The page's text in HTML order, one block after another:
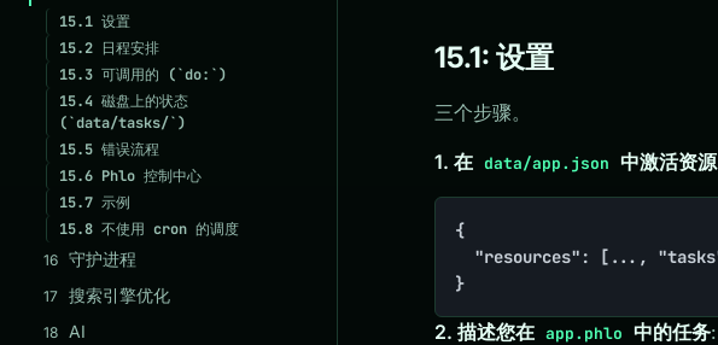
15.1 设置
15.2 日程安排
15.3 可调用的 (`do:`)
15.4 磁盘上的状态
(`data/tasks/`)
15.5 错误流程
15.6 Phlo 控制中心
15.7 示例
15.8 不使用 cron 的调度
16 守护进程
17 搜索引擎优化
18 AI
15.1: 设置
三个步骤。
1. 在 data/app.json 中激活资源
{
}
2. 描述您在 app.phlo 中的任务: